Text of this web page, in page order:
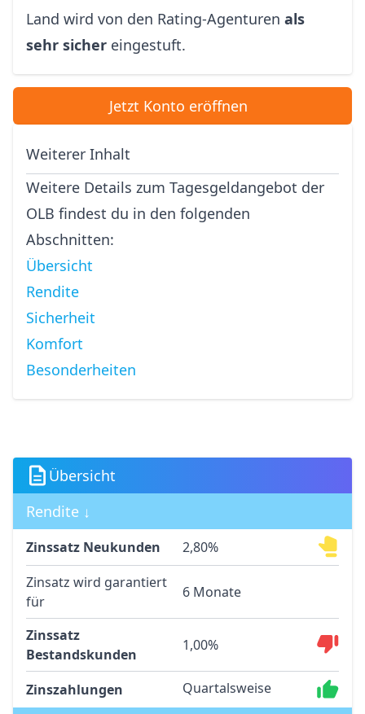
Land wird von den Rating-Agenturen als
sehr sicher eingestuft.
Jetzt Konto eröffnen
Weiterer Inhalt
Weitere Details zum Tagesgeldangebot der
OLB findest du in den folgenden
Abschnitten:
Übersicht
Rendite
Sicherheit
Komfort
Besonderheiten
Übersicht
Rendite ↓
Zinssatz Neukunden
2,80%
Zinsatz wird garantiert
für
6 Monate
Zinssatz
Bestandskunden
1,00%
Zinszahlungen Quartalsweise